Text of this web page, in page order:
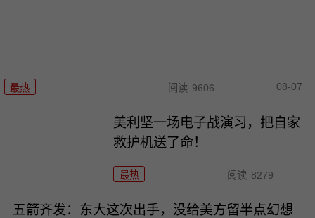
最热 阅读 9606 08-07
美利坚一场电子战演习，把自家
救护机送了命！
最热 阅读 8279
五箭齐发：东大这次出手，没给美方留半点幻想